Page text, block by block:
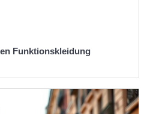
Funktionskleidung